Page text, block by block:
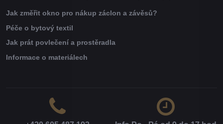
Jak změřit okno pro nákup záclon a závěsů?
Péče o bytový textil
Jak prát povlečení a prostěradla
Informace o materiálech